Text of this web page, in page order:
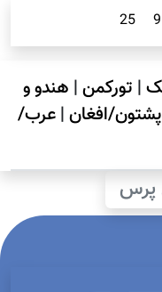
9
25
| تورکمن| هندو و
پشتون/افغان|عرب/
پرس